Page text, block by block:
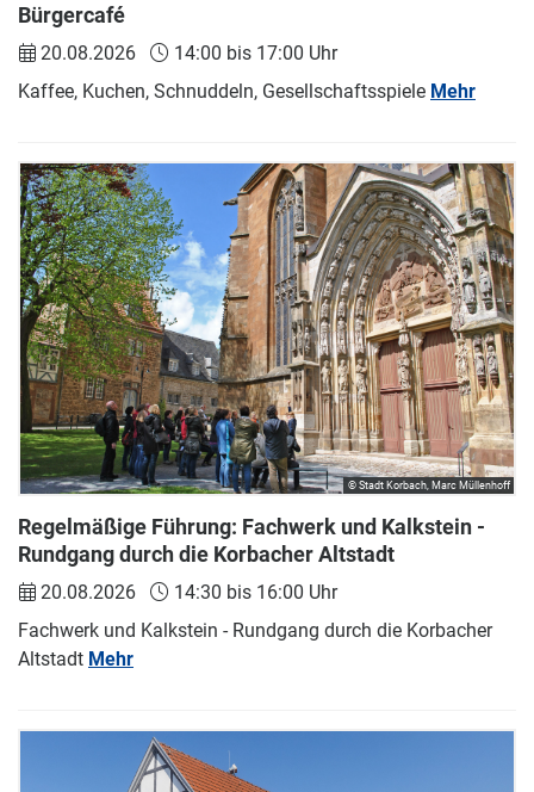
Bürgercafé
20.08.2026
14:00 bis 17:00 Uhr
Kaffee, Kuchen, Schnuddeln, Gesellschaftsspiele Mehr
Regelmäßige Führung: Fachwerk und Kalkstein -
Rundgang durch die Korbacher Altstadt
20.08.2026
14:30 bis 16:00 Uhr
Fachwerk und Kalkstein - Rundgang durch die Korbacher
Altstadt Mehr
© Stadt Korbach, Marc Müllenhoff